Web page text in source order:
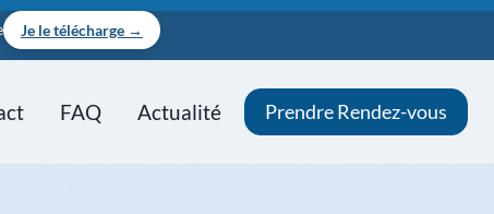
Je le télécharge →
FAQ Actualité Prendre Rendez-vous